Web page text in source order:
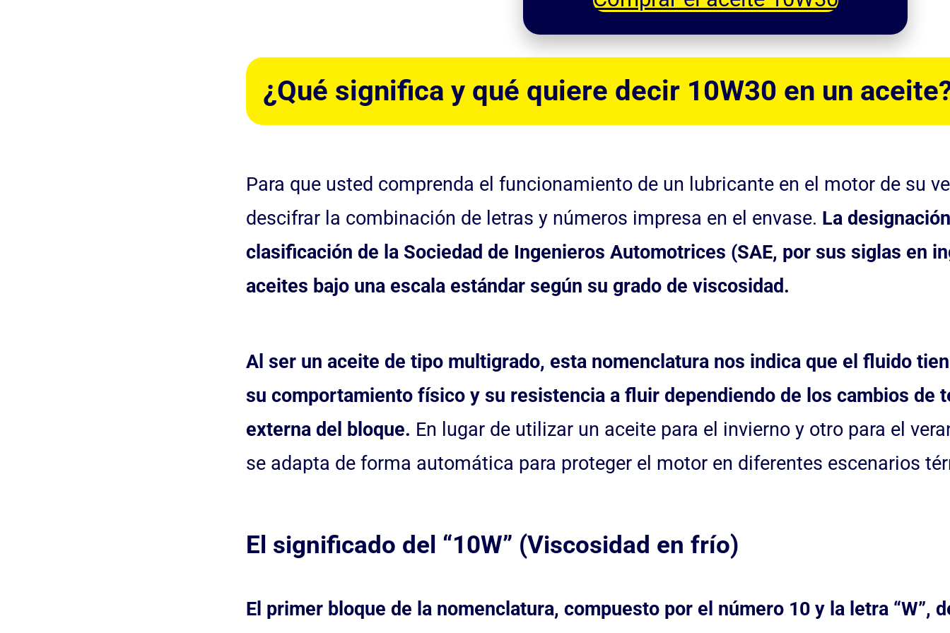
¿Qué significa y qué quiere decir 10W30 en un
Para que usted comprenda el funcionamiento de un lubricante en el motor de su
descifrar la combinación de letras y números impresa en el envase. La
clasificación de la Sociedad de Ingenieros Automotrices (SAE, por sus siglas en
aceites bajo una escala estándar según su grado de viscosidad.
Al ser un aceite de tipo multigrado, esta nomenclatura nos indica que el fluido
su comportamiento físico y su resistencia a fluir dependiendo de los cambios de
externa del bloque. En lugar de utilizar un aceite para el invierno y otro para el
se adapta de forma automática para proteger el motor en diferentes escenarios
El significado del “10W” (Viscosidad en frío)
El primer bloque de la nomenclatura, compuesto por el número 10 y la letra “W”,